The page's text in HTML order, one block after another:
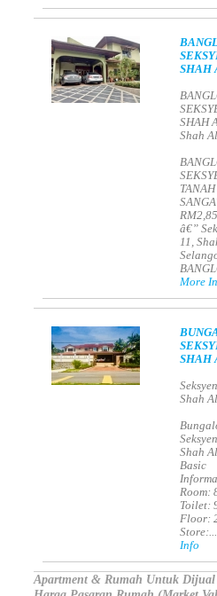
SHAH
SHAH
Shah
TANAH
â€”
11,
More
SHAH
Shah
Shah
Basic
Room:
Toilet:
Floor:
Info
Apartment & Rumah Untuk Dijual